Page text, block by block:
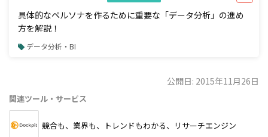
具体的なペルソナを作るために重要な「データ分析」の進め
方を解説！
データ分析・BI
公開日: 2015年11月26日
関連ツール・サービス
競合も、業界も、トレンドもわかる、リサーチエンジン